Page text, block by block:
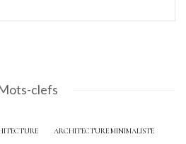
clefs
ARCHITECTURE MINIMALISTE